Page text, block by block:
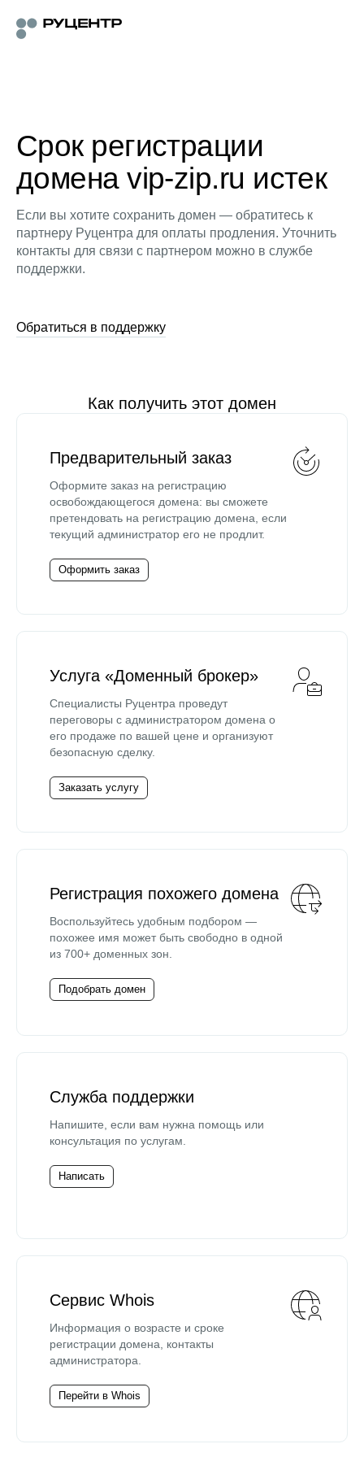
Срок регистрации
домена vip-zip.ru истек
Если вы хотите сохранить домен — обратитесь к
партнеру Руцентра для оплаты продления. Уточнить
контакты для связи с партнером можно в службе
поддержки.
Обратиться в поддержку
Как получить этот домен
Предварительный заказ
Оформите заказ на регистрацию
освобождающегося домена: вы сможете
претендовать на регистрацию домена, если
текущий администратор его не продлит.
Оформить заказ
Услуга «Доменный брокер»
Специалисты Руцентра проведут
переговоры с администратором домена о
его продаже по вашей цене и организуют
безопасную сделку.
Заказать услугу
Регистрация похожего домена
Воспользуйтесь удобным подбором —
похожее имя может быть свободно в одной
из 700+ доменных зон.
Подобрать домен
Служба поддержки
Напишите, если вам нужна помощь или
консультация по услугам.
Написать
Сервис Whois
Информация о возрасте и сроке
регистрации домена, контакты
администратора.
Перейти в Whois